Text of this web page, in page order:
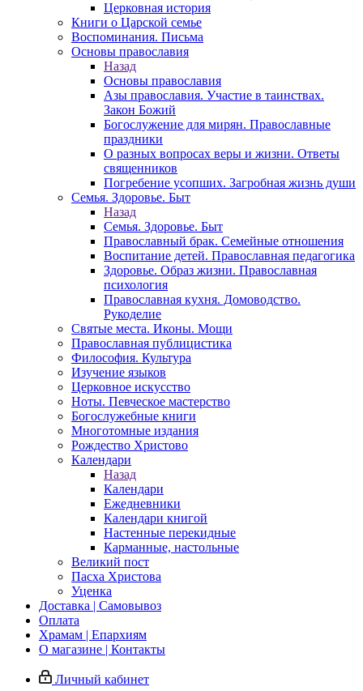
Церковная история
Книги о Царской семье
Воспоминания. Письма
Основы православия
Назад
Основы православия
Азы православия. Участие в таинствах.
Закон Божий
Богослужение для мирян. Православные
праздники
О разных вопросах веры и жизни. Ответы
священников
Погребение усопших. Загробная жизнь души
Семья. Здоровье. Быт
Назад
Семья. Здоровье. Быт
Православный брак. Семейные отношения
Воспитание детей. Православная педагогика
Здоровье. Образ жизни. Православная
психология
Православная кухня. Домоводство.
Рукоделие
Святые места. Иконы. Мощи
Православная публицистика
Философия. Культура
Изучение языков
Церковное искусство
Ноты. Певческое мастерство
Богослужебные книги
Многотомные издания
Рождество Христово
Календари
Назад
Календари
Ежедневники
Календари книгой
Настенные перекидные
Карманные, настольные
Великий пост
Пасха Христова
Уценка
Доставка | Самовывоз
Оплата
Храмам | Епархиям
О магазине | Контакты
Личный кабинет